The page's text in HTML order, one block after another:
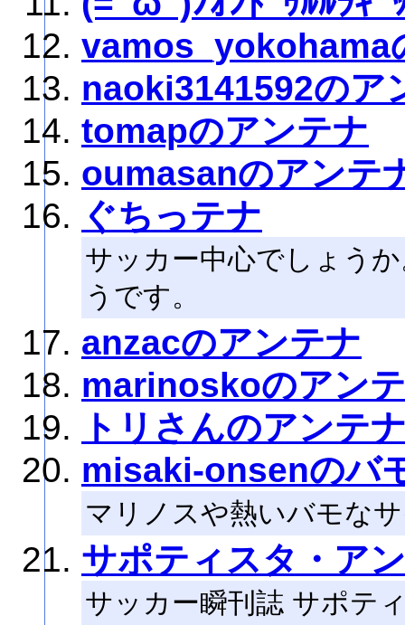
vamos_yokohama
naoki3141592のア
tomapのアンテナ
oumasanのアンテ
ぐちっテナ
サッカー中心でしょう
うです。
anzacのアンテナ
marinoskoのアン
トリさんのアンテ
misaki-onsenのバ
マリノスや熱いバモな
サポティスタ・ア
サッカー瞬刊誌 サポテ